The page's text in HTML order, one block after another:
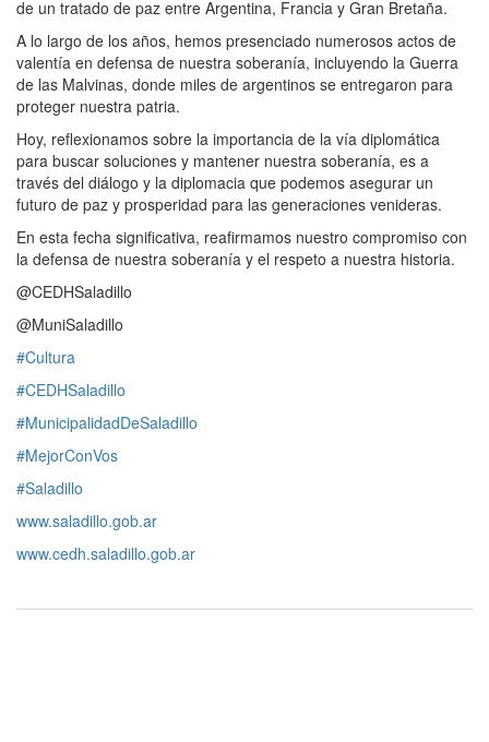
de un tratado de paz entre Argentina, Francia y Gran Bretaña.
A lo largo de los años, hemos presenciado numerosos actos de
valentía en defensa de nuestra soberanía, incluyendo la Guerra
de las Malvinas, donde miles de argentinos se entregaron para
proteger nuestra patria.
Hoy, reflexionamos sobre la importancia de la vía diplomática
para buscar soluciones y mantener nuestra soberanía, es a
través del diálogo y la diplomacia que podemos asegurar un
futuro de paz y prosperidad para las generaciones venideras.
En esta fecha significativa, reafirmamos nuestro compromiso con
la defensa de nuestra soberanía y el respeto a nuestra historia.
@CEDHSaladillo
@MuniSaladillo
#Cultura
#CEDHSaladillo
#MunicipalidadDeSaladillo
#MejorConVos
#Saladillo
www.saladillo.gob.ar
www.cedh.saladillo.gob.ar